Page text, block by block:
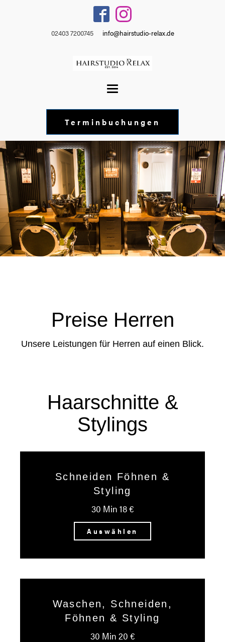
02403 7200745 info@hairstudio-relax.de
Terminbuchungen
Preise Herren
Unsere Leistungen für Herren auf einen Blick.
Haarschnitte &
Stylings
Schneiden Föhnen &
Styling
30 Min 18 €
Auswählen
Waschen, Schneiden,
Föhnen & Styling
30 Min 20 €